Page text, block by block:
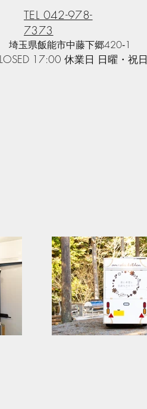
TEL 042-978-
7373
​埼玉県飯能市中藤下郷420‐1​
17:00 休業日 日曜・祝日